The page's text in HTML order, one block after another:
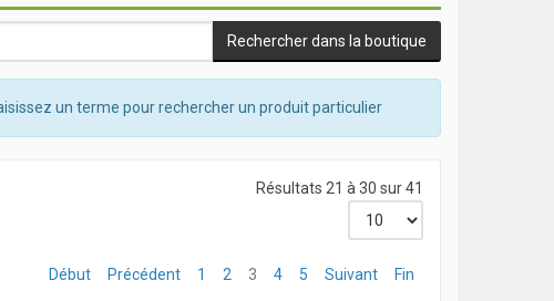
un terme pour rechercher un produit particulier
Résultats 21 à 30 sur 41
Début Précédent 1 2 3 4 5 Suivant Fin